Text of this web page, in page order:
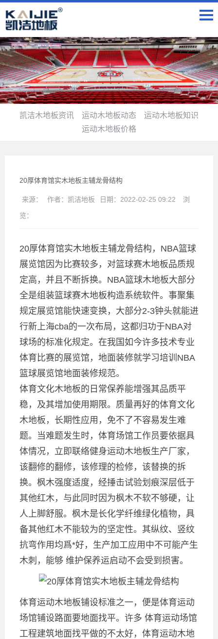
凯洁木地板资讯 运动木地板动态
运动木地板知识
运动木地板价格
20厚体育馆实木地板主辅龙骨结构
来源： 作者： 凯洁地板 日期： 2022-02-25 09:22 浏
览：
20厚体育馆实木地板主辅龙骨结构，NBA篮球
展览馆因为比赛较多，对篮球赛木地板品质规
定高，并且不断拆换。NBA篮球木地板大部分
全是组装篮球赛木地板构造系统软件。事聚集
规定展览馆能快速变换，大部分2-3钟头就能进
行新上海cba的一次布局，这都归功于NBA对
球场的标准化规定。在我国如今许多技术专业
体育比赛的展览馆，地面装修就学习培训NBA
篮球展览馆地面装修规范。
体育文化木地板的日常保养能增强其品质平
稳，及其增加使用期限。质量再好的体育文化
木地板，长期性应用，免不了不容易发生难
题。当难题发生时，体育场馆工作员要依据具
体情况，立即联络健身运动木地板生产厂家，
该翻修的翻修，该修理的检修，该替换的拆
换。枫木强度适度，经捶击试验划痕深层低于
其他红木，与此同时因为枫木不软不够硬，让
人上脚舒服。枫木是长化学纤维绿化植物，具
备其他红木不能较为的坚定性。其纵纹、竖纹
抗弯作用均爲*好，生产加工应用中不可能产生
木刺，能够 维护保养运启动不会受到损害。
体育运动木地板铺设标准之一，便是体育运动
场馆铺设路面要地面找平。许多 体育运动场馆
工程建筑地面找平做的不太好，体育运动木地